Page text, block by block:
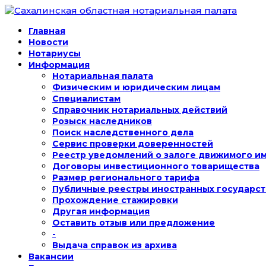
Главная
Новости
Нотариусы
Информация
Нотариальная палата
Физическим и юридическим лицам
Специалистам
Справочник нотариальных действий
Розыск наследников
Поиск наследственного дела
Сервис проверки доверенностей
Реестр уведомлений о залоге движимого
Договоры инвестиционного товарищества
Размер регионального тарифа
Публичные реестры иностранных
Прохождение стажировки
Другая информация
Оставить отзыв или предложение
-
Выдача справок из архива
Вакансии